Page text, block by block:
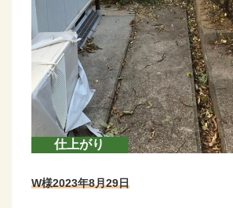
仕上がり
W様2023年8月29日